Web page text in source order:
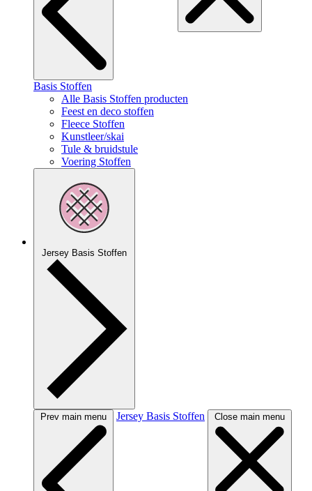
Basis Stoffen
Alle Basis Stoffen producten
Feest en deco stoffen
Fleece Stoffen
Kunstleer/skai
Tule & bruidstule
Voering Stoffen
Jersey Basis Stoffen
Prev main menu Jersey Basis Stoffen Close main menu